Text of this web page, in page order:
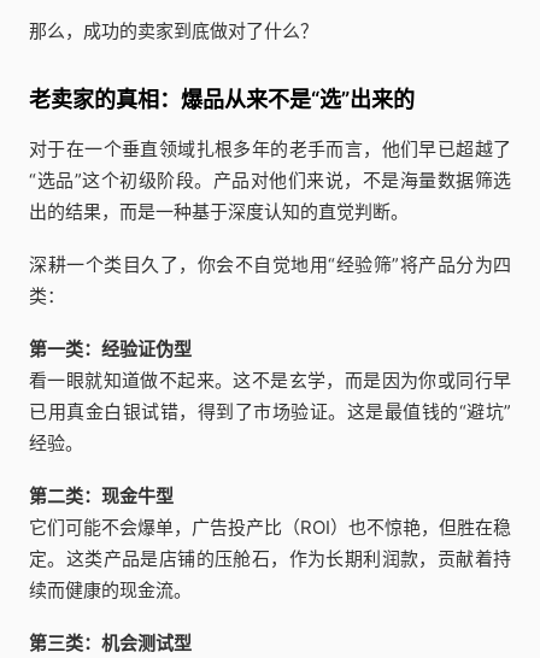
那么，成功的卖家到底做对了什么？
老卖家的真相：爆品从来不是“选”出来的
对于在一个垂直领域扎根多年的老手而言，他们早已超越了
“选品”这个初级阶段。产品对他们来说，不是海量数据筛选
出的结果，而是一种基于深度认知的直觉判断。
深耕一个类目久了，你会不自觉地用“经验筛”将产品分为四
类：
第一类：经验证伪型
看一眼就知道做不起来。这不是玄学，而是因为你或同行早
已用真金白银试错，得到了市场验证。这是最值钱的“避坑”
经验。
第二类：现金牛型
它们可能不会爆单，广告投产比（ROI）也不惊艳，但胜在稳
定。这类产品是店铺的压舱石，作为长期利润款，贡献着持
续而健康的现金流。
第三类：机会测试型